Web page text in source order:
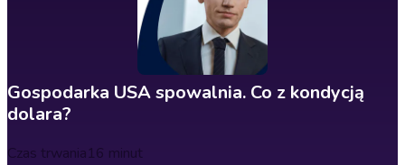
Gospodarka USA spowalnia. Co z kondycją
dolara?
Czas trwania16 minut